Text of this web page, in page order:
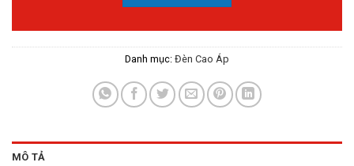
Danh mục: Đèn Cao Áp
MÔ TẢ